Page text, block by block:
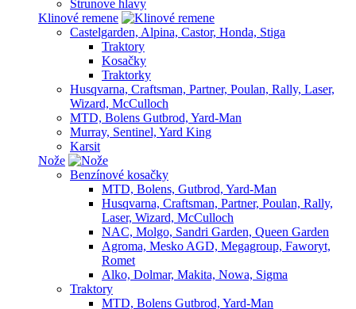
Strunove hlavy
Klinové remene
Castelgarden, Alpina, Castor, Honda, Stiga
Traktory
Kosačky
Traktorky
Husqvarna, Craftsman, Partner, Poulan, Rally, Laser,
Wizard, McCulloch
MTD, Bolens Gutbrod, Yard-Man
Murray, Sentinel, Yard King
Karsit
Nože
Benzínové kosačky
MTD, Bolens, Gutbrod, Yard-Man
Husqvarna, Craftsman, Partner, Poulan, Rally,
Laser, Wizard, McCulloch
NAC, Molgo, Sandri Garden, Queen Garden
Agroma, Mesko AGD, Megagroup, Faworyt,
Romet
Alko, Dolmar, Makita, Nowa, Sigma
Traktory
MTD, Bolens Gutbrod, Yard-Man